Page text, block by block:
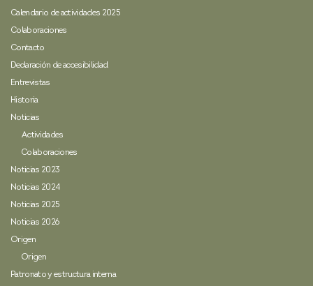
Calendario de actividades 2025
Colaboraciones
Contacto
Declaración de accesibilidad
Entrevistas
Historia
Noticias
Actividades
Colaboraciones
Noticias 2023
Noticias 2024
Noticias 2025
Noticias 2026
Origen
Origen
Patronato y estructura interna